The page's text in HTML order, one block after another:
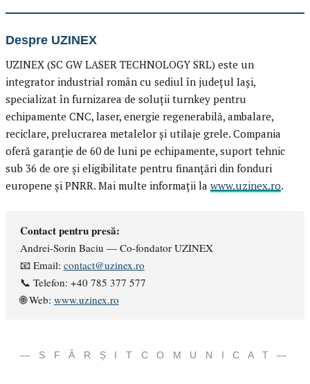
Despre UZINEX
UZINEX (SC GW LASER TECHNOLOGY SRL) este un
integrator industrial român cu sediul în județul Iași,
specializat în furnizarea de soluții turnkey pentru
echipamente CNC, laser, energie regenerabilă, ambalare,
reciclare, prelucrarea metalelor și utilaje grele. Compania
oferă garanție de 60 de luni pe echipamente, suport tehnic
sub 36 de ore și eligibilitate pentru finanțări din fonduri
europene și PNRR. Mai multe informații la www.uzinex.ro.
Contact pentru presă:
Andrei-Sorin Baciu — Co-fondator UZINEX
📧 Email: contact@uzinex.ro
📞 Telefon: +40 785 377 577
🌐 Web: www.uzinex.ro
— S F Â R Ș I T C O M U N I C A T —